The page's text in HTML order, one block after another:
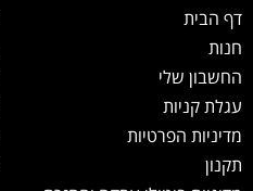
דף הבית
חנות
החשבון שלי
עגלת קניות
מדיניות הפרטיות
תקנון